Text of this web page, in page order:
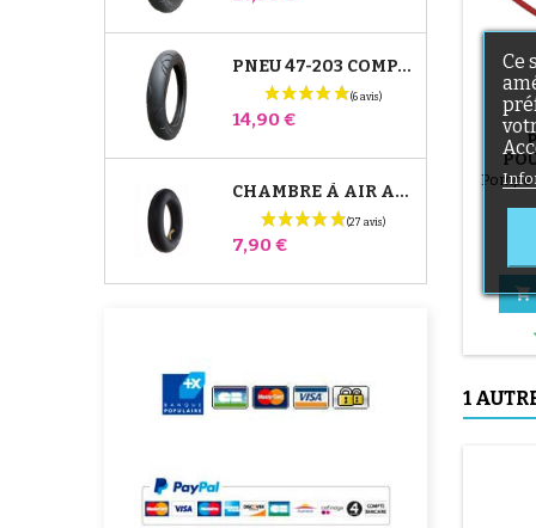
PNEU 47-203 COMPATIBLE POUSSETTE BUGABOO DONKEY - POUR ROUE ARRIÈRE
Prix
14,90 €
CHAMBRE À AIR ARRIÈRE POUSSETTE WHIZZ RED CASTLE
Prix
7,90 €

1
Ce